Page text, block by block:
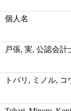
個人名
戸張, 実, 公認会計
トバリ, ミノル,